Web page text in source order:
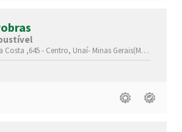
Costa ,645 - Centro, Unaí- Minas Gerais(MG)